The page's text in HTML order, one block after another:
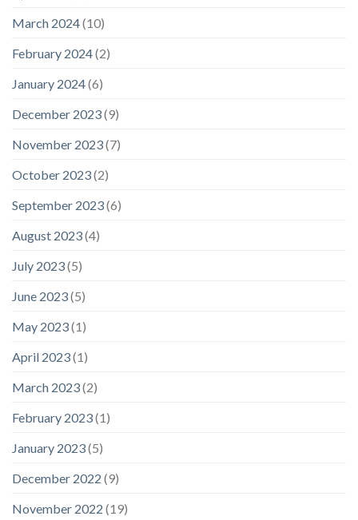
March 2024(10)
February 2024(2)
January 2024(6)
December 2023(9)
November 2023(7)
October 2023(2)
September 2023(6)
August 2023(4)
July 2023(5)
June 2023(5)
May 2023(1)
April 2023(1)
March 2023(2)
February 2023(1)
January 2023(5)
December 2022 (9)
November 2022 (19)